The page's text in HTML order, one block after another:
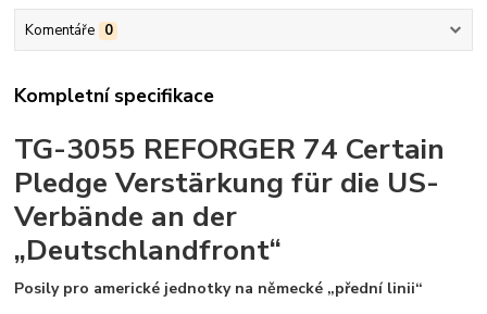
Komentáře 0
Kompletní specifikace
TG-3055 REFORGER 74 Certain
Pledge Verstärkung für die US-
Verbände an der
„Deutschlandfront“
Posily pro americké jednotky na německé „přední linii“